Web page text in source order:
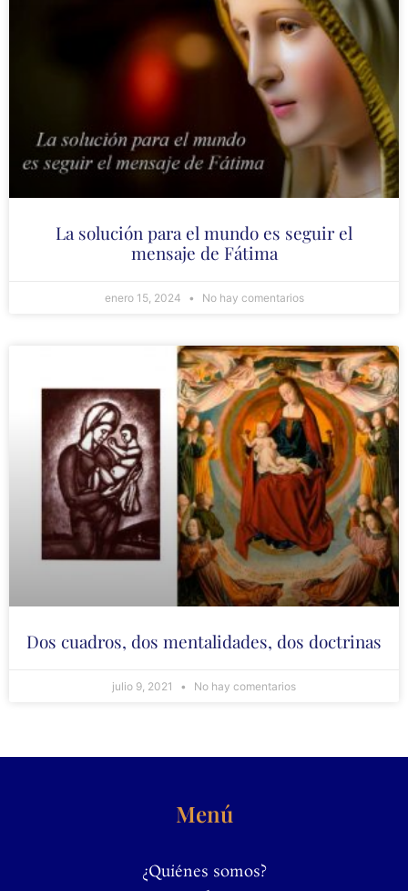
La solución para el mundo es seguir el
mensaje de Fátima
enero 15, 2024 No hay comentarios
Dos cuadros, dos mentalidades, dos doctrinas
julio 9, 2021 No hay comentarios
Menú
¿Quiénes somos?